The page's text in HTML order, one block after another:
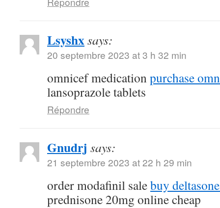
Lsyshxsays:
20 septembre 2023 at 3 h 32 min
omnicef medicationpurchase
lansoprazole tablets
Répondre
Gnudrj says:
21 septembre 2023 at 22 h 29 min
order modafinil salebuy
prednisone 20mg online cheap